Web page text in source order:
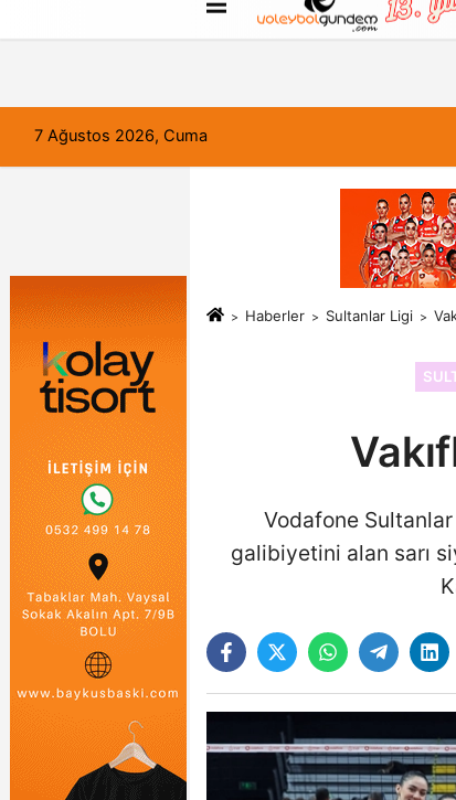
FORUM Haber Gönder Künye
7 Ağustos 2026, Cuma
Haberler Sultanlar Ligi
Vodafone
galibiyetini alan sarı